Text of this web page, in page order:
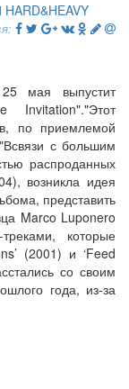
мая выпустит
Invitation"."Этот
по приемлемой
с большим
распроданных
возникла идея
представить
Marco Luponero
которые
(2001) и ‘Feed
со своим
года, из-за